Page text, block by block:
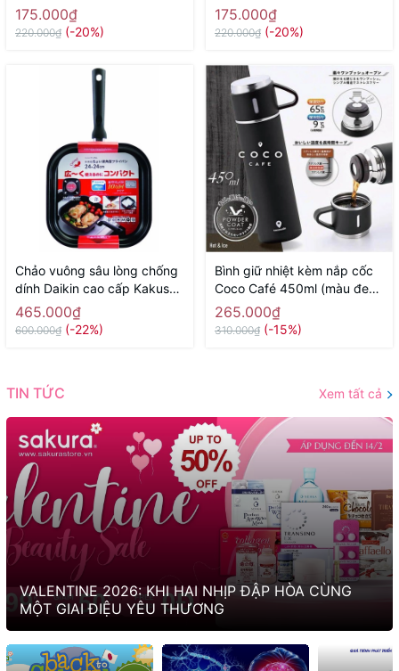
(dạng cuộn, dùng nhiều lần)
- Hàng Nhật nội địa
175.000₫
220.000₫ (-20%)
pin tiểu AA) - Hàng Nhật nội
địa
175.000₫
220.000₫ (-20%)
Chảo vuông sâu lòng chống
dính Daikin cao cấp Kakusee
- size 24cm, màu đỏ - Hàng
Nhật nội địaa
465.000₫
600.000₫ (-22%)
Bình giữ nhiệt kèm nắp cốc
Coco Café 450ml (màu đen)
- Hàng Nhật nội địa
265.000₫
310.000₫ (-15%)
TIN TỨC Xem tất cả
VALENTINE 2026: KHI HAI NHỊP ĐẬP HÒA CÙNG
MỘT GIAI ĐIỆU YÊU THƯƠNG